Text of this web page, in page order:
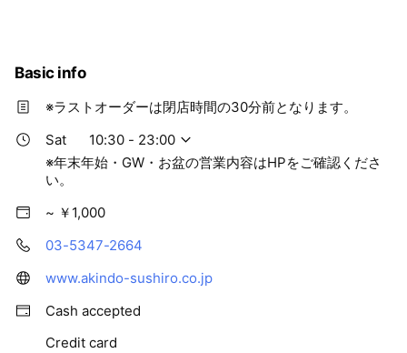
Basic info
※ラストオーダーは閉店時間の30分前となります。
Sat
10:30 - 23:00
※年末年始・GW・お盆の営業内容はHPをご確認くださ
い。
~ ￥1,000
03-5347-2664
www.akindo-sushiro.co.jp
Cash accepted
Credit card